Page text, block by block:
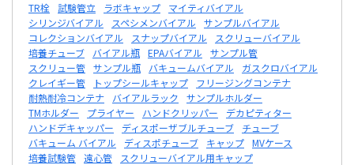
TR栓 試験管立 ラボキャップ
マイティバイアル
シリンジバイアル
スペシメンバイアル
サンプルバイアル
コレクションバイアル
スナップバイアル
スクリューバイアル
培養チューブ
バイアル瓶 EPAバイアル
サンプル管
スクリュー管 サンプル瓶 バキュームバイアル
ガスクロバイアル
クレイギー管
トップシールキャップ
フリージングコンテナ
耐熱耐冷コンテナ
バイアルラック
サンプルホルダー
TMホルダー
プライヤー ハンドクリッパー
デカピティター
ハンドデキャッパー
ディスポーザブルチューブ
チューブ
バキューム バイアル
ディスポチューブ キャップ MVケース
培養試験管 遠心管
スクリューバイアル用キャップ